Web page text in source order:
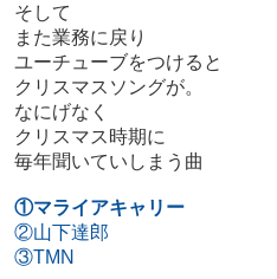
そして
また業務に戻り
ユーチューブをつけると
クリスマスソングが。
なにげなく
クリスマス時期に
毎年聞いていしまう曲
①マライアキャリー
②山下達郎
③TMN